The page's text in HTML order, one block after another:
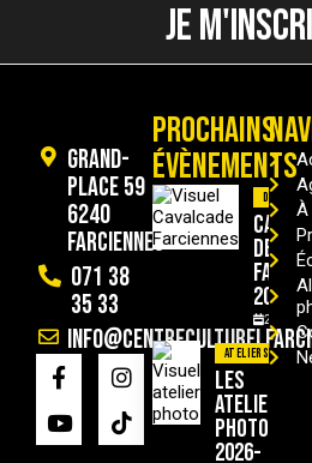
JE
Grand-
Place 59
6240
Farciennes
071 38
35 33
PROCHAINS
ÉVÈNEMENTS
Divers
de
2026
29/08/
Ateliers
Les
ateliers
photo
2026-
À